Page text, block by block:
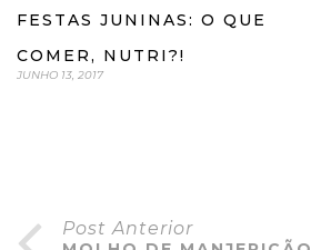
FESTAS JUNINAS: O QUE
COMER, NUTRI?!
JUNHO 13, 2017
Post Anterior